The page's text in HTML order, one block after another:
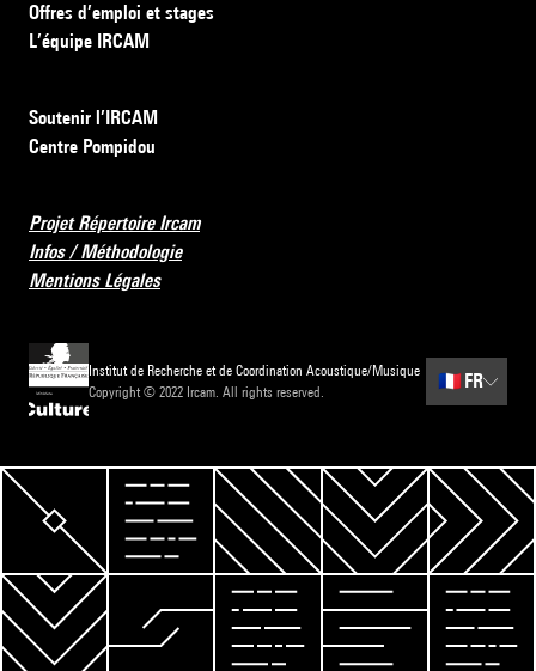
Offres d’emploi et stages
L’équipe IRCAM
Soutenir l’IRCAM
Centre Pompidou
Projet Répertoire Ircam
Infos / Méthodologie
Mentions Légales
Institut de Recherche et de Coordination Acoustique/Musique
Copyright © 2022 Ircam. All rights reserved.
🇫🇷 FR